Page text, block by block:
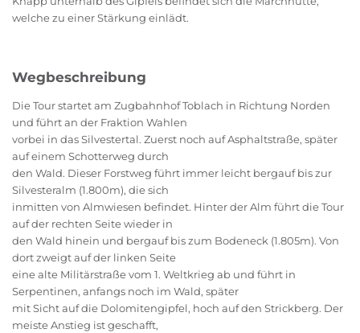
welche zu einer Stärkung einlädt.
Wegbeschreibung
Die Tour startet am Zugbahnhof Toblach in Richtung Norden
und führt an der Fraktion Wahlen
vorbei in das Silvestertal. Zuerst noch auf Asphaltstraße, später
auf einem Schotterweg durch
den Wald. Dieser Forstweg führt immer leicht bergauf bis zur
Silvesteralm (1.800m), die sich
inmitten von Almwiesen befindet. Hinter der Alm führt die Tour
auf der rechten Seite wieder in
den Wald hinein und bergauf bis zum Bodeneck (1.805m). Von
dort zweigt auf der linken Seite
eine alte Militärstraße vom 1. Weltkrieg ab und führt in
Serpentinen, anfangs noch im Wald, später
mit Sicht auf die Dolomitengipfel, hoch auf den Strickberg. Der
meiste Anstieg ist geschafft,